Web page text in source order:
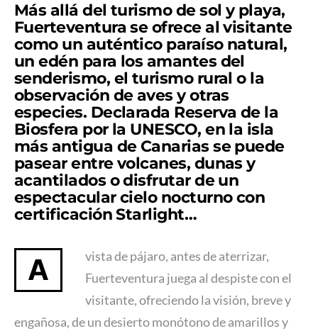
Más allá del turismo de sol y playa,
Fuerteventura se ofrece al visitante
como un auténtico paraíso natural,
un edén para los amantes del
senderismo, el turismo rural o la
observación de aves y otras
especies. Declarada Reserva de la
Biosfera por la UNESCO, en la isla
más antigua de Canarias se puede
pasear entre volcanes, dunas y
acantilados o disfrutar de un
espectacular cielo nocturno con
certificación Starlight…
A
vista de pájaro, antes de aterrizar,
Fuerteventura juega al despiste con el
visitante, ofreciendo la visión, breve y
engañosa, de un desierto monótono de amarillos y